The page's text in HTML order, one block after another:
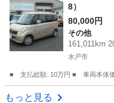
8）
80,000円
その他
161,011km
水戸市
■ 支払総額: 10万円 ■ 車両本
茨城 水戸市
もっと見る